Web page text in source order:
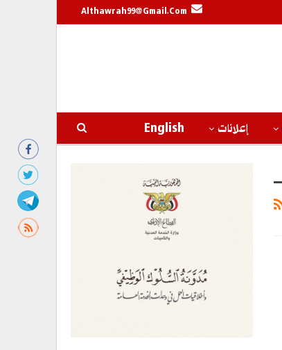
Althawrah99@gmail.com
إعلانات English